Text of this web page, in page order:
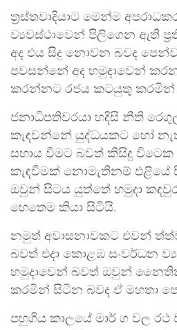
ත්‍රස්තවාදියාට මෙන්ම
ව්‍යවස්ථාවෙන් පිලිගෙන ඇති
අද එය සිදු නොවන බවද
පවසන්නේ අද හමුදාවෙන් කරන
කරන්නට රජය කටයුතු කරමින්
ජනාධිපතිවරයා හදිසි නීති
කැඳවන්නේ යුද්ධයකට හෝ
සහාය වීමට බවත් කිසිදු විටෙක
කැඳවීමක් නොමැතිනම් එළියේ
ඔවුන් සිටය යුත්තේ හමුදා
හෙතෙම කියා සිටියි.
නමුත් අවාසනාවකට එවන්
බවත් එදා කොළඹ සංවර්ධන
හමුදාවෙන් බවත් ඔවුන්
කරමින් සිටින බවද ඒ මහතා
පහුගිය කාලයේ මාර් ග වල රථ